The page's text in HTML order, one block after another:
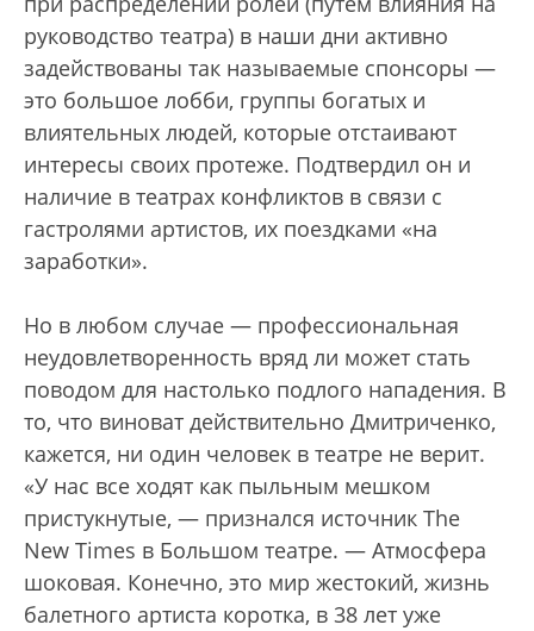
руководство театра) в наши дни активно
задействованы так называемые спонсоры —
это большое лобби, группы богатых и
влиятельных людей, которые отстаивают
интересы своих протеже. Подтвердил он и
наличие в театрах конфликтов в связи с
гастролями артистов, их поездками «на
заработки».
Но в любом случае — профессиональная
неудовлетворенность вряд ли может стать
поводом для настолько подлого нападения. В
то, что виноват действительно Дмитриченко,
кажется, ни один человек в театре не верит.
«У нас все ходят как пыльным мешком
пристукнутые, — признался источник The
New Times в Большом театре. — Атмосфера
шоковая. Конечно, это мир жестокий, жизнь
балетного артиста коротка, в 38 лет уже